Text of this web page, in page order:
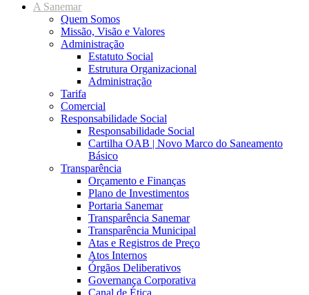
A Sanemar
Quem Somos
Missão, Visão e Valores
Administração
Estatuto Social
Estrutura Organizacional
Administração
Tarifa
Comercial
Responsabilidade Social
Responsabilidade Social
Cartilha OAB | Novo Marco do Saneamento
Básico
Transparência
Orçamento e Finanças
Plano de Investimentos
Portaria Sanemar
Transparência Sanemar
Transparência Municipal
Atas e Registros de Preço
Atos Internos
Órgãos Deliberativos
Governança Corporativa
Canal de Ética